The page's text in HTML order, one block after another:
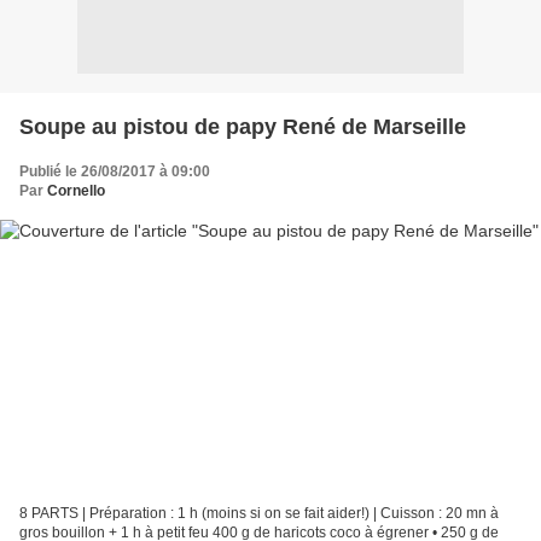
Soupe au pistou de papy René de Marseille
Publié le 26/08/2017 à 09:00
Par Cornello
8 PARTS | Préparation : 1 h (moins si on se fait aider!) | Cuisson : 20 mn à
gros bouillon + 1 h à petit feu 400 g de haricots coco à égrener • 250 g de